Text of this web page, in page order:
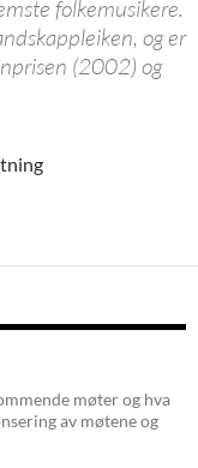
folkemusikere.
og er
(2002) og
møter og hva
av møtene og